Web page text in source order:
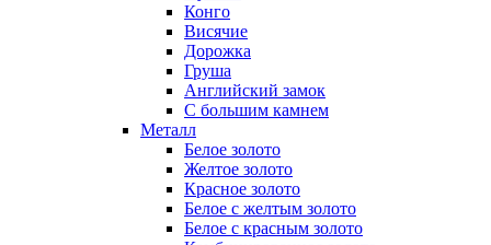
Конго
Висячие
Дорожка
Груша
Английский замок
С большим камнем
Металл
Белое золото
Желтое золото
Красное золото
Белое с желтым золото
Белое с красным золото